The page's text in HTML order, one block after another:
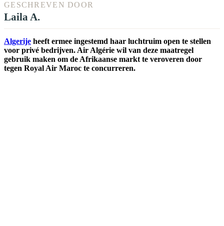
GESCHREVEN DOOR
Laila A.
Algerije heeft ermee ingestemd haar luchtruim open te stellen
voor privé bedrijven. Air Algérie wil van deze maatregel
gebruik maken om de Afrikaanse markt te veroveren door
tegen Royal Air Maroc te concurreren.